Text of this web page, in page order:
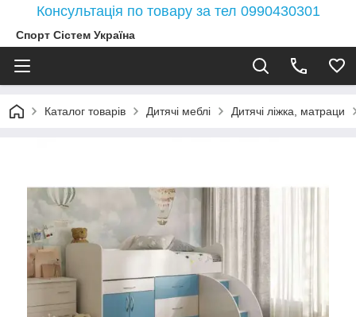
Консультація по товару за тел 0990430301
Спорт Сістем Україна
Каталог товарів Дитячі меблі Дитячі ліжка, матраци